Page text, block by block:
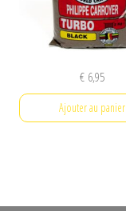
€6,95
Ajouter au panier